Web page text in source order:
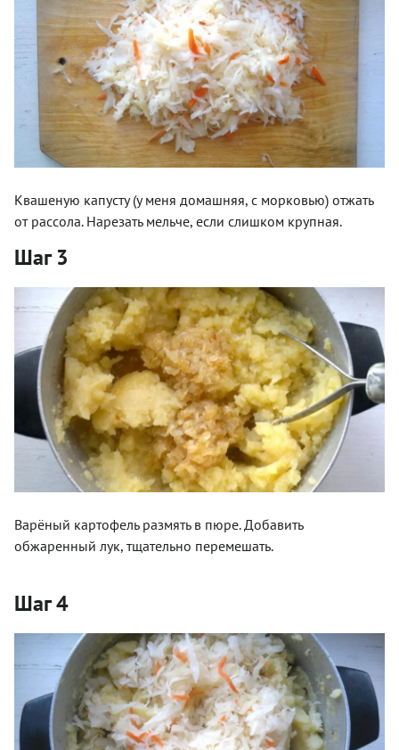
Квашеную капусту (у меня домашняя, с морковью) отжать
от рассола. Нарезать мельче, если слишком крупная.
Шаг 3
Варёный картофель размять в пюре. Добавить
обжаренный лук, тщательно перемешать.
Шаг 4